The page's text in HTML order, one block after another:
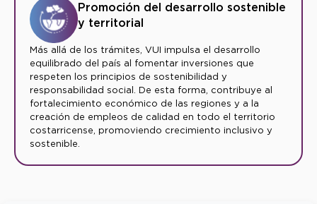
Promoción del desarrollo sostenible
y territorial
Más allá de los trámites, VUI impulsa el desarrollo
equilibrado del país al fomentar inversiones que
respeten los principios de sostenibilidad y
responsabilidad social. De esta forma, contribuye al
fortalecimiento económico de las regiones y a la
creación de empleos de calidad en todo el territorio
costarricense, promoviendo crecimiento inclusivo y
sostenible.